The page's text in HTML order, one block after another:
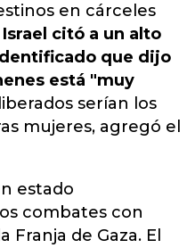
en cárceles
Israel citó a un alto
que dijo
está "muy
serían los
mujeres, agregó el
estado
combates con
Franja de Gaza. El